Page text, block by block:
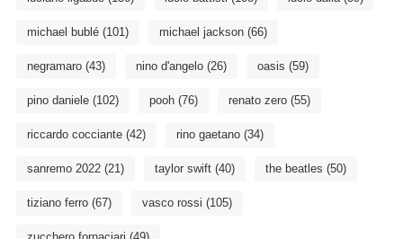
michael bublé(101) michael jackson(66)
negramaro(43) nino d'angelo(26) oasis (59)
pino daniele(102) pooh(76) renato zero(55)
riccardo cocciante(42) rino gaetano(34)
sanremo 2022(21) taylor swift(40) the beatles (50)
tiziano ferro(67) vasco rossi (105)